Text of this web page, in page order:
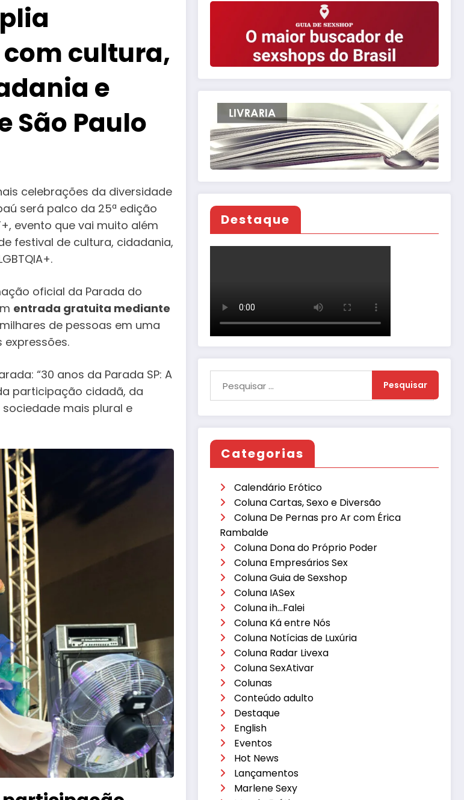
com cultura,
e
São Paulo
celebrações da diversidade
será palco da 25ª edição
evento que vai muito além
festival de cultura, cidadania,
oficial da Parada do
entrada gratuita mediante
de pessoas em uma
“30 anos da Parada SP: A
participação cidadã, da
mais plural e
Destaque
Categorias
Calendário Erótico
Coluna Cartas, Sexo e Diversão
Coluna De Pernas pro Ar com Érica
Rambalde
Coluna Dona do Próprio Poder
Coluna Empresários Sex
Coluna Guia de Sexshop
Coluna IASex
Coluna ih…Falei
Coluna Ká entre Nós
Coluna Notícias de Luxúria
Coluna Radar Livexa
Coluna SexAtivar
Colunas
Conteúdo adulto
Destaque
English
Eventos
Hot News
Lançamentos
Marlene Sexy